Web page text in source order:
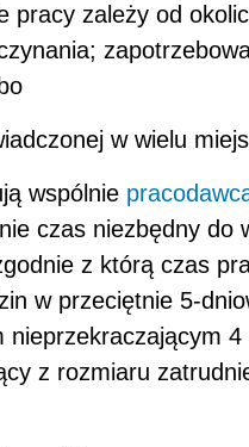
pracy zależy od
w wielu
wspólnie
czas niezbędny do
z którą czas
w przeciętnie 5-
4
z rozmiaru